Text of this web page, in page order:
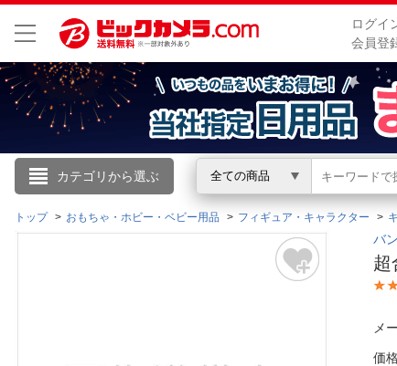
ログイ
会員登
カテゴリから選ぶ 全ての商品
こんにちは
ログイン
トップ おもちゃ・ホビー・ベビー用品 フィギュア・キャラクター
バ
超
メ
価